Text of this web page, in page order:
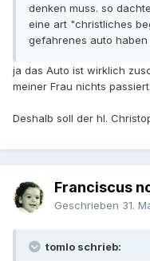
denken muss. so
eine art "christliches
gefahrenes auto haben
ja das Auto ist wirklich
meiner Frau nichts passiert.
Deshalb soll der hl.
Franciscus
Geschrieben 31.
tomlo schrieb: